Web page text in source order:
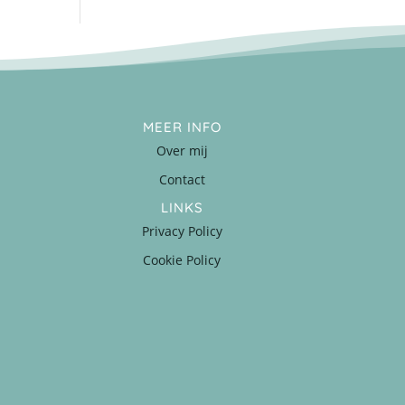
MEER INFO
Over mij
Contact
LINKS
Privacy Policy
Cookie Policy